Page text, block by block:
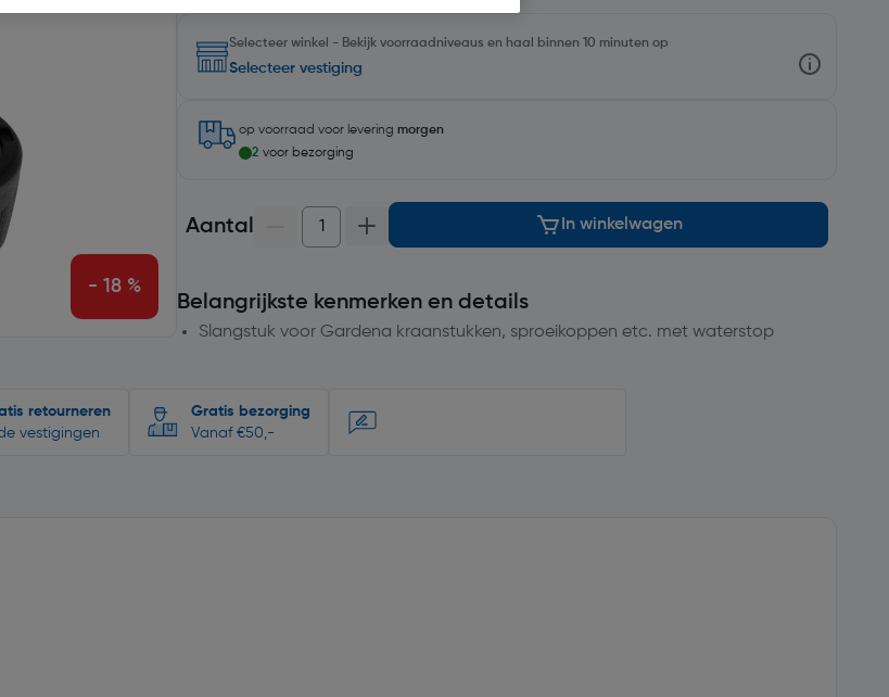
- 18 %
Selecteer winkel - Bekijk voorraadniveaus en haal binnen 10 minuten op
Selecteer vestiging
op voorraad voor levering morgen
2 voor bezorging
Aantal In winkelwagen
Belangrijkste kenmerken en details
Slangstuk voor Gardena kraanstukken, sproeikoppen etc. met waterstop
retourneren
vestigingen
Gratis bezorging
Vanaf €50,-